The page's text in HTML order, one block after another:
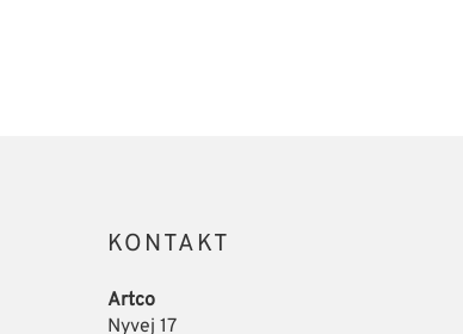
KONTAKT
Artco
Nyvej 17